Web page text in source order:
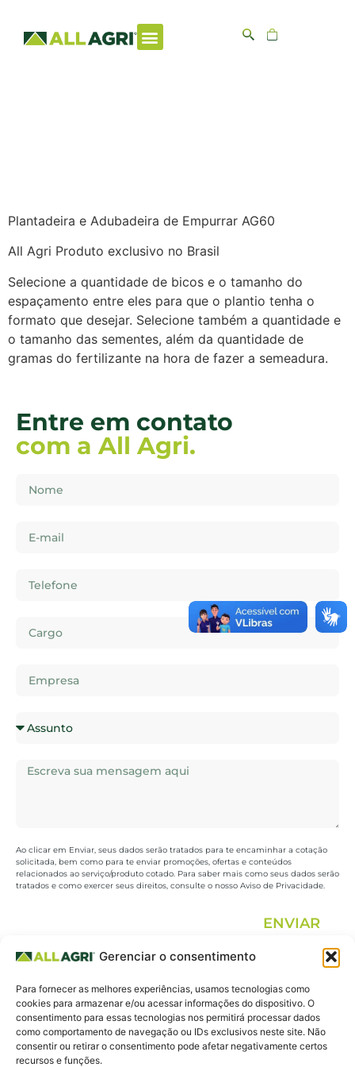
Gerenciar o consentimento
Para fornecer as melhores experiências, usamos tecnologias como
cookies para armazenar e/ou acessar informações do dispositivo. O
consentimento para essas tecnologias nos permitirá processar dados
como comportamento de navegação ou IDs exclusivos neste site. Não
consentir ou retirar o consentimento pode afetar negativamente certos
recursos e funções.
Plantadeira e
Plantadeira e Adubadeira de Empurrar AG60
All Agri Produto exclusivo no Brasil
Selecione a quantidade de bicos e o tamanho do
espaçamento entre eles para que o plantio tenha o
formato que desejar. Selecione também a quantidade e
o tamanho das sementes, além da quantidade de
gramas do fertilizante na hora de fazer a semeadura.
Entre em contato
com a All Agri.
Ao clicar em Enviar, seus dados serão tratados para te encaminhar a cotação
solicitada, bem como para te enviar promoções, ofertas e conteúdos
relacionados ao serviço/produto cotado. Para saber mais como seus dados serão
tratados e como exercer seus direitos, consulte o nosso Aviso de Privacidade.
ENVIAR
All Agri.
Agricultura
para todos.
Fale
conosco19 3213.0270
Whatsapp 19
99619.7939